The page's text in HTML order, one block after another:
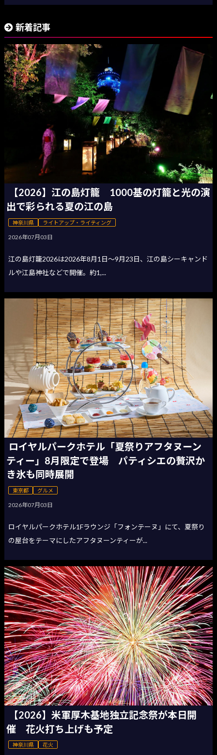
新着記事
【2026】江の島灯籠 1000基の灯籠と光の演
出で彩られる夏の江の島
神奈川県 ライトアップ・ライティング
2026年07月03日
江の島灯籠2026は2026年8月1日〜9月23日、江の島シーキャンド
ルや江島神社などで開催。約1,...
ロイヤルパークホテル「夏祭りアフタヌーン
ティー」8月限定で登場 パティシエの贅沢か
き氷も同時展開
東京都 グルメ
2026年07月03日
ロイヤルパークホテル1Fラウンジ「フォンテーヌ」にて、夏祭り
の屋台をテーマにしたアフタヌーンティーが...
【2026】米軍厚木基地独立記念祭が本日開
催 花火打ち上げも予定
神奈川県 花火